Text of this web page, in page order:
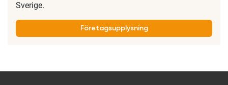
Sverige.
Företagsupplysning